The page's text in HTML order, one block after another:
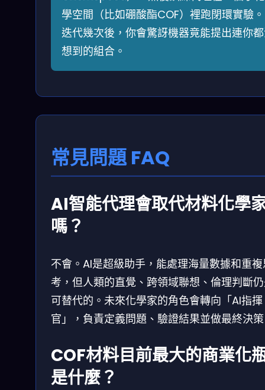
學空間（比如硼酸酯COF）裡跑閉環實驗。
迭代幾次後，你會驚訝機器竟能提出連你
想到的組合。
常見問題 FAQ
AI智能代理會取代材料化學
嗎？
不會。AI是超級助手，能處理海量數據和重
考，但人類的直覺、跨領域聯想、倫理判斷
可替代的。未來化學家的角色會轉向「AI指揮
官」，負責定義問題、驗證結果並做最終決
COF材料目前最大的商業化
是什麼？